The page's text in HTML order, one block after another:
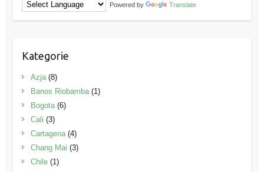
Powered by Translate
Kategorie
Azja(8)
Banos Riobamba(1)
Bogota(6)
Cali (3)
Cartagena(4)
Chang Mai (3)
Chile(1)